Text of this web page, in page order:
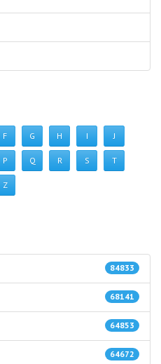
F G H I J
P Q R S T
Z
84833
68141
64853
64672